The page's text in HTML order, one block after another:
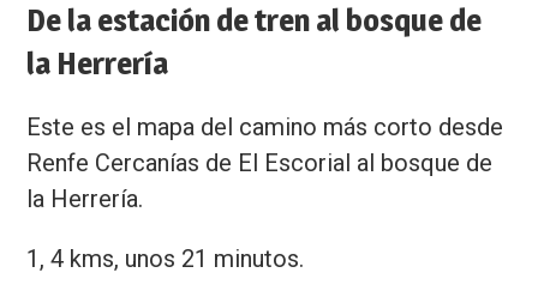
De la estación de tren al bosque de
la Herrería
Este es el mapa del camino más corto desde
Renfe Cercanías de El Escorial al bosque de
la Herrería.
1, 4 kms, unos 21 minutos.